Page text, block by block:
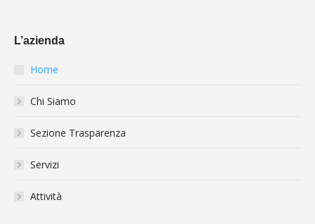
L’azienda
Home
Chi Siamo
Sezione Trasparenza
Servizi
Attività